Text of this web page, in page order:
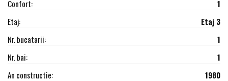
Confort:
1
Etaj:
Etaj 3
Nr. bucatarii:
1
Nr. bai:
1
An constructie:
1980